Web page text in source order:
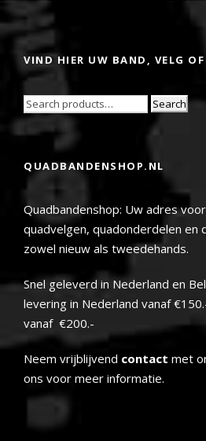
VIND HIER UW BAND, VELG OF
Search
QUADBANDENSHOP.NL
Quadbandenshop: Uw adres
quadvelgen, quadonderdelen en
zowel nieuw als tweedehands.
Snel geleverd in Nederland
levering in Nederland vanaf
vanaf €200.-
Neem vrijblijvend contact met
ons voor meer informatie.